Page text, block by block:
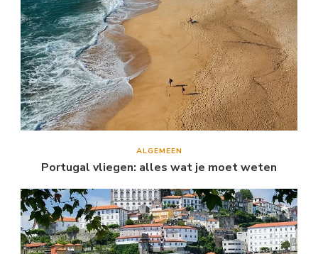
ALGEMEEN
Portugal vliegen: alles wat je moet weten